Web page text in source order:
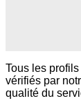
Tous les
vérifiés par
qualité du